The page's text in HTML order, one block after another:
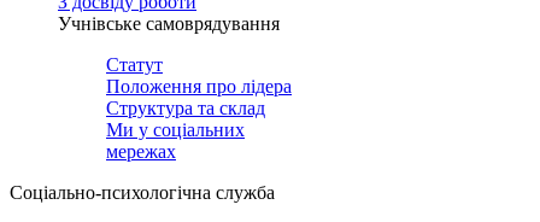
Учнівське самоврядування
Статут
Положення про лідера
Структура та склад
Ми у соціальних
мережах
Соціально-психологічна служба